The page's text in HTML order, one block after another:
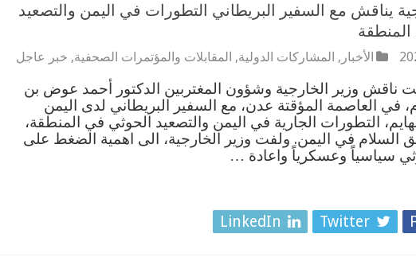
يناقش مع السفير البريطاني التطورات في اليمن والتصعيد
الأخبار , المشاركات الدولية, المقابلات والمؤتمرات الصحفية, خبر عاجل
ناقش وزير الخارجية وشؤون المغتربين الدكتور أحمد عوض بن
في العاصمة المؤقتة عدن، مع السفير البريطاني لدى اليمن
التطورات الجارية في اليمن والتصعيد الحوثي في المنطقة،
السلام في اليمن. ولفت وزير الخارجية، الى اهمية الضغط على
سياسياً وعسكرياً واعادة …
Twitter
LinkedIn